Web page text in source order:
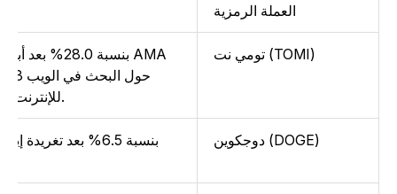
العملة الرمزية
تومي نت (TOMI)
حول البحث
للإنترنت
دوجكوين (DOGE)